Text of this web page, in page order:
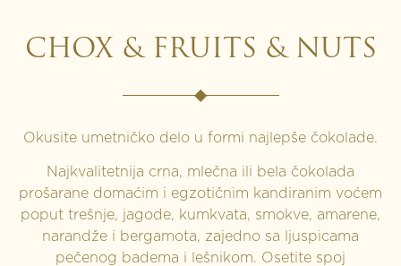
CHOX & FRUITS & NUTS
Okusite umetničko delo u formi najlepše čokolade.
Najkvalitetnija crna, mlečna ili bela čokolada
prošarane domaćim i egzotičnim kandiranim voćem
poput trešnje, jagode, kumkvata, smokve, amarene,
narandže i bergamota, zajedno sa ljuspicama
pečenog badema i lešnikom. Osetite spoj